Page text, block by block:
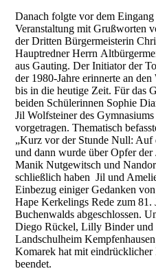
Danach folgte vor dem
Veranstaltung mit Grußworten
der Dritten Bürgermeisterin
Hauptredner Herrn
aus Gauting. Der Initiator der
der 1980-Jahre erinnerte an
bis in die heutige Zeit. Für das
beiden Schülerinnen Sophie
Jil Wolfsteiner des
vorgetragen. Thematisch
„Kurz vor der Stunde Null: Auf
und dann wurde über Opfer
Manik Nutgewitsch und
schließlich haben Jil und
Einbezug einiger Gedanken
Hape Kerkelings Rede zum 81.
Buchenwalds abgeschlossen.
Diego Rückel, Lilly Binder und
Landschulheim
Komarek hat mit
beendet.